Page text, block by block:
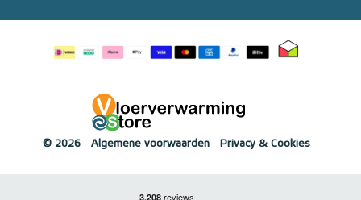
© 2026 Algemene voorwaarden Privacy & Cookies